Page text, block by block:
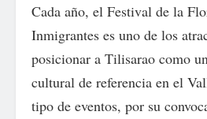
Cada año, el Festival de la
Inmigrantes es uno de los
posicionar a Tilisarao como
cultural de referencia en el
tipo de eventos, por su